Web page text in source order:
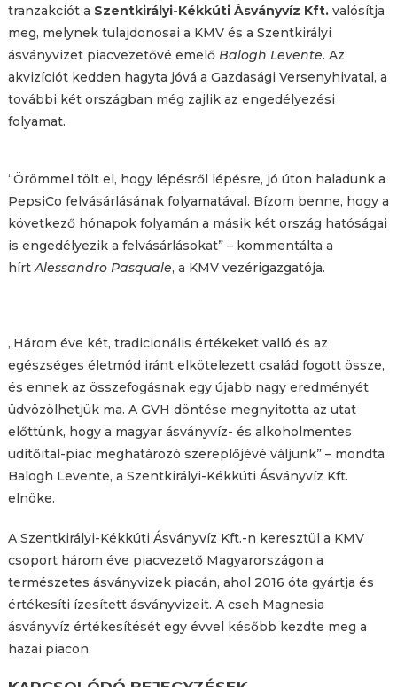
tranzakciót a Szentkirályi-Kékkúti Ásványvíz Kft. valósítja
meg, melynek tulajdonosai a KMV és a Szentkirályi
ásványvizet piacvezetővé emelő Balogh Levente. Az
akvizíciót kedden hagyta jóvá a Gazdasági Versenyhivatal, a
további két országban még zajlik az engedélyezési
folyamat.
“Örömmel tölt el, hogy lépésről lépésre, jó úton haladunk a
PepsiCo felvásárlásának folyamatával. Bízom benne, hogy a
következő hónapok folyamán a másik két ország hatóságai
is engedélyezik a felvásárlásokat” – kommentálta a
hírtAlessandro Pasquale, a KMV vezérigazgatója.
„Három éve két, tradicionális értékeket valló és az
egészséges életmód iránt elkötelezett család fogott össze,
és ennek az összefogásnak egy újabb nagy eredményét
üdvözölhetjük ma. A GVH döntése megnyitotta az utat
előttünk, hogy a magyar ásványvíz- és alkoholmentes
üdítőital-piac meghatározó szereplőjévé váljunk” – mondta
Balogh Levente, a Szentkirályi-Kékkúti Ásványvíz Kft.
elnöke.
A Szentkirályi-Kékkúti Ásványvíz Kft.-n keresztül a KMV
csoport három éve piacvezető Magyarországon a
természetes ásványvizek piacán, ahol 2016 óta gyártja és
értékesíti ízesített ásványvizeit. A cseh Magnesia
ásványvíz értékesítését egy évvel később kezdte meg a
hazai piacon.